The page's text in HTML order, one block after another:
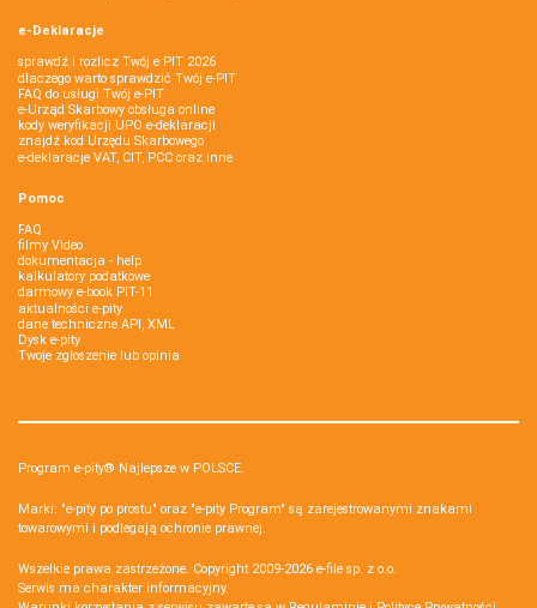
e-Deklaracje
sprawdź i rozlicz Twój e PIT 2026
dlaczego warto sprawdzić Twój e-PIT
FAQ do usługi Twój e-PIT
e-Urząd Skarbowy obsługa online
kody weryfikacji UPO e-deklaracji
znajdź kod Urzędu Skarbowego
e-deklaracje VAT, CIT, PCC oraz inne
Pomoc
FAQ
filmy Video
dokumentacja - help
kalkulatory podatkowe
darmowy e-book PIT-11
aktualności e-pity
dane techniczne API, XML
Dysk e-pity
Twoje zgłoszenie lub opinia
Program e-pity® Najlepsze w POLSCE.
Marki: "e-pity po prostu" oraz "e-pity Program" są zarejestrowanymi znakami
towarowymi i podlegają ochronie prawnej.
Wszelkie prawa zastrzeżone. Copyright 2009-2026 e-file sp. z o.o.
Serwis ma charakter informacyjny.